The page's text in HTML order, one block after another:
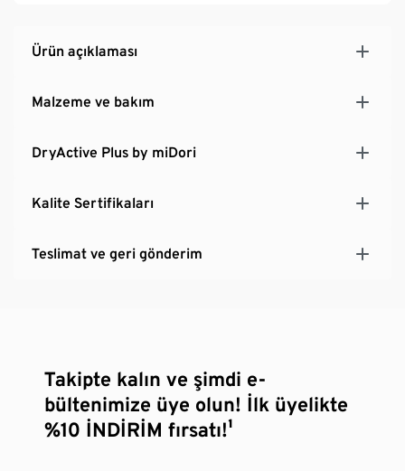
Ürün açıklaması
Malzeme ve bakım
DryActive Plus by miDori
Kalite Sertifikaları
Teslimat ve geri gönderim
Takipte kalın ve şimdi e-
bültenimize üye olun! İlk üyelikte
%10 İNDİRİM fırsatı!¹